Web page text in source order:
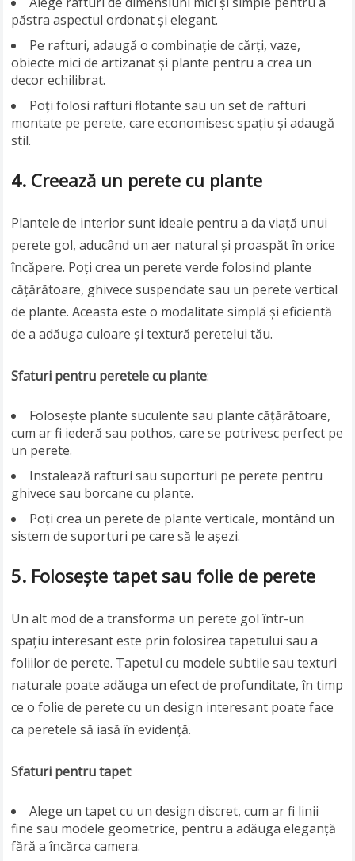
păstra aspectul ordonat și elegant.
Pe rafturi, adaugă o combinație de cărți, vaze,
obiecte mici de artizanat și plante pentru a crea un
decor echilibrat.
Poți folosi rafturi flotante sau un set de rafturi
montate pe perete, care economisesc spațiu și adaugă
stil.
4. Creează un perete cu plante
Plantele de interior sunt ideale pentru a da viață unui
perete gol, aducând un aer natural și proaspăt în orice
încăpere. Poți crea un perete verde folosind plante
cățărătoare, ghivece suspendate sau un perete vertical
de plante. Aceasta este o modalitate simplă și eficientă
de a adăuga culoare și textură peretelui tău.
Sfaturi pentru peretele cu plante:
Folosește plante suculente sau plante cățărătoare,
cum ar fi iederă sau pothos, care se potrivesc perfect pe
un perete.
Instalează rafturi sau suporturi pe perete pentru
ghivece sau borcane cu plante.
Poți crea un perete de plante verticale, montând un
sistem de suporturi pe care să le așezi.
5. Folosește tapet sau folie de perete
Un alt mod de a transforma un perete gol într-un
spațiu interesant este prin folosirea tapetului sau a
foliilor de perete. Tapetul cu modele subtile sau texturi
naturale poate adăuga un efect de profunditate, în timp
ce o folie de perete cu un design interesant poate face
ca peretele să iasă în evidență.
Sfaturi pentru tapet:
Alege un tapet cu un design discret, cum ar fi linii
fine sau modele geometrice, pentru a adăuga eleganță
fără a încărca camera.